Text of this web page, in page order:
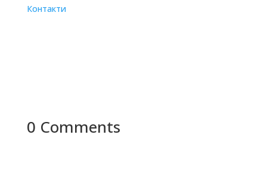
Контакти
0 Comments